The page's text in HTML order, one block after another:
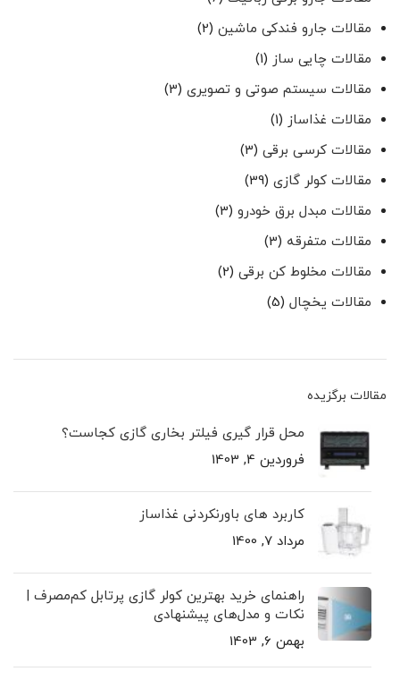
مقالات جارو فندکی ماشین (2)
مقالات چایی ساز (1)
مقالات سیستم صوتی و تصویری (3)
مقالات غذاساز (1)
مقالات کرسی برقی (3)
مقالات کولر گازی (39)
مقالات مبدل برق خودرو (3)
مقالات متفرقه (3)
مقالات مخلوط کن برقی (2)
مقالات یخچال (5)
مقالات برگزیده
محل قرار گیری فیلتر بخاری گازی کجاست؟
فروردین 4, 1403
کاربرد های باورنکردنی غذاساز
مرداد 7, 1400
راهنمای خرید بهترین کولر گازی پرتابل کم‌مصرف |
نکات و مدل‌های پیشنهادی
بهمن 6, 1403